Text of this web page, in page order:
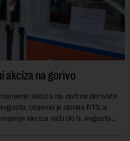
akciza na gorivo
akciza na naftne derivate
objavio je danas RTS, a
akciza važi do 9. avgusta